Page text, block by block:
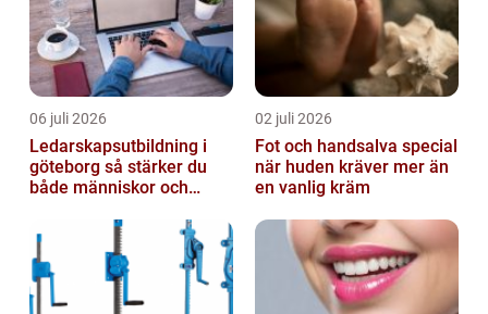
06 juli 2026
Ledarskapsutbildning i
göteborg så stärker du
både människor och
02 juli 2026
Fot och handsalva special
när huden kräver mer än
en vanlig kräm